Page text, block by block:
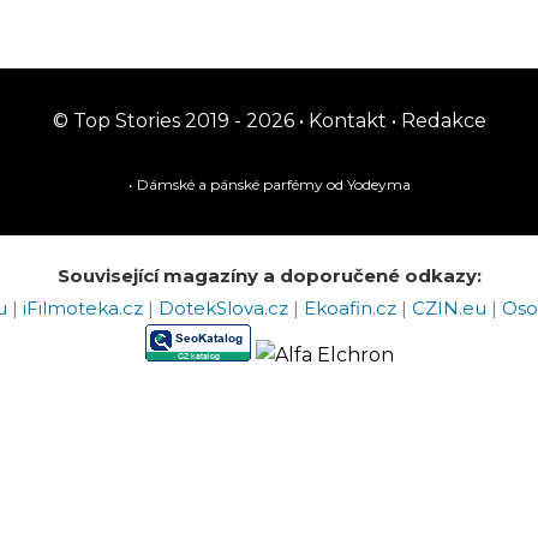
© Top Stories 2019 - 2026 •Kontakt •Redakce
• Dámské a pánské parfémyod Yodeyma
Související magazíny a doporučené odkazy:
| iFilmoteka.cz | DotekSlova.cz | Ekoafin.cz | CZIN.eu |